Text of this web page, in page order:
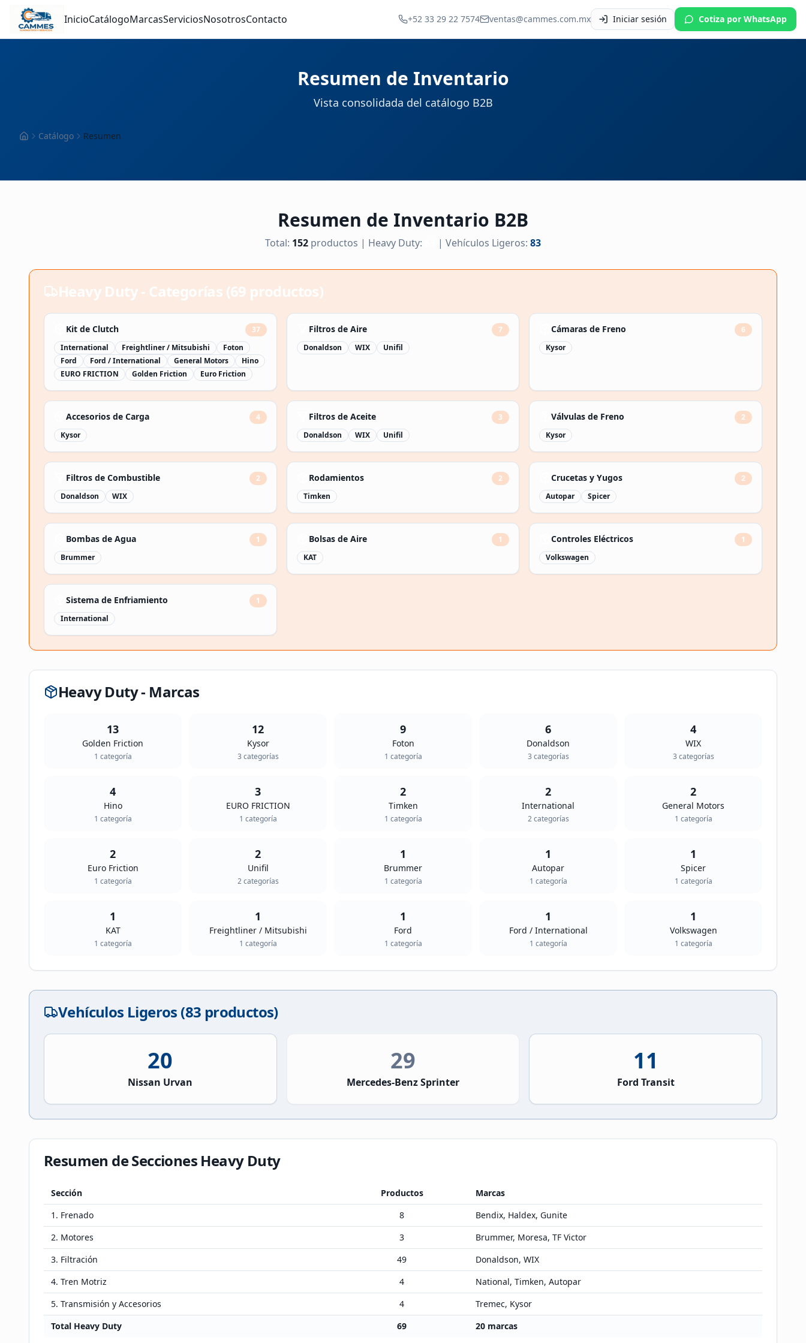
InicioCatálogoMarcasServiciosNosotrosContacto +52 33 29 22 7574 ventas@cammes.com.mx Iniciar sesión Cotiza por WhatsApp
Resumen de Inventario
Vista consolidada del catálogo B2B
InicioCatálogo Resumen
Resumen de Inventario B2B
Total: 152 productos | Heavy Duty: | Vehículos Ligeros: 83
Heavy Duty - Categorías (69 productos)
Kit de Clutch
37
International
Freightliner / Mitsubishi
Foton
Ford
Ford / International General Motors
Hino
EURO FRICTION
Golden Friction Euro Friction
Filtros de Aire
7
Donaldson
WIX Unifil
Cámaras de Freno
6
Kysor
Accesorios de Carga
4
Kysor
Filtros de Aceite
3
Donaldson
WIX Unifil
Válvulas de Freno
2
Kysor
Filtros de Combustible
2
Donaldson
WIX
Rodamientos
2
Timken
Crucetas y Yugos
2
Autopar
Spicer
Bombas de Agua
1
Brummer
Bolsas de Aire
1
KAT
Controles Eléctricos
1
Volkswagen
Sistema de Enfriamiento
1
International
Heavy Duty - Marcas
13
Golden Friction
1 categoría
12
Kysor
3 categorías
9
Foton
1 categoría
6
Donaldson
3 categorías
4
WIX
3 categorías
4
Hino
1 categoría
3
EURO FRICTION
1 categoría
2
Timken
1 categoría
2
International
2categorías
2
General Motors
1 categoría
2
Euro Friction
1 categoría
2
Unifil
2categorías
1
Brummer
1 categoría
1
Autopar
1 categoría
1
Spicer
1 categoría
1
KAT
1 categoría
1
Freightliner / Mitsubishi
1 categoría
1
Ford
1 categoría
1
Ford / International
1 categoría
1
Volkswagen
1 categoría
Vehículos Ligeros (83 productos)
20
Nissan Urvan
29
Mercedes-Benz Sprinter
11
Ford Transit
Resumen de Secciones Heavy Duty
Sección Productos
Marcas
1. Frenado
8
Bendix, Haldex, Gunite
2. Motores
3
Brummer, Moresa, TF Victor
3. Filtración
49
Donaldson, WIX
4. Tren Motriz
4
National, Timken, Autopar
5. Transmisión y Accesorios
4
Tremec, Kysor
Total Heavy Duty
69 20 marcas